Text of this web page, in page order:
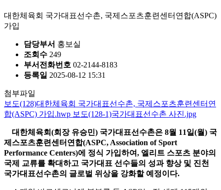
대한체육회 국가대표선수촌, 국제스포츠훈련센터연합(ASPC)
가입
담당부서 홍보실
조회수 249
부서전화번호 02-2144-8183
등록일 2025-08-12 15:31
첨부파일
보도(128)대한체육회 국가대표선수촌, 국제스포츠훈련센터연
합(ASPC) 가입.hwp 보도(128-1)국가대표선수촌 사진.jpg
대한체육회(회장 유승민) 국가대표선수촌은 8월 11일(월) 국
제스포츠훈련센터연합(ASPC, Association of Sport
Performance Centers)에 정식 가입하여, 엘리트 스포츠 분야의
국제 교류를 확대하고 국가대표 선수들의 성과 향상 및 진천
국가대표선수촌의 글로벌 위상을 강화할 예정이다.